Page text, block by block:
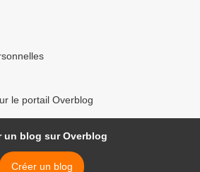
le portail Overblog
un blog sur Overblog
Créer un blog